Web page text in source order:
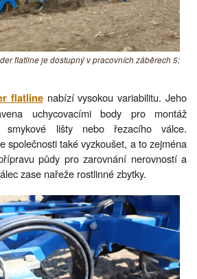
flatline je dostupný v pracovních záběrech 5;
flatlinenabízí vysokou variabilitu. Jeho
uchycovacími body pro montáž
smykové lišty nebo řezacího válce.
společnosti také vyzkoušet, a to zejména
půdy pro zarovnání nerovností a
zase nařeže rostlinné zbytky.